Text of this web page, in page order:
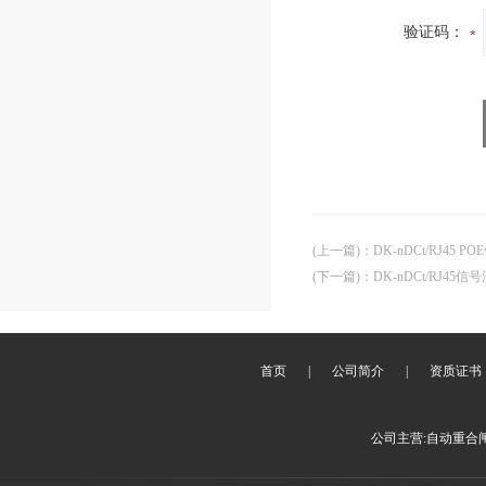
验证码：
(上一篇) ： DK-nDCt/RJ45
(下一篇) ： DK-nDCt/RJ45信
首页 公司简介 资质证书
公司主营:自动重合